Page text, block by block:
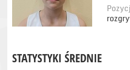
STATYSTYKI ŚREDNIE